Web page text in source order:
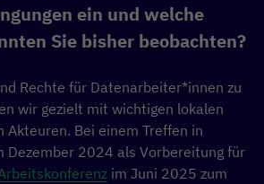
ein und welche
Sie bisher beobachten?
Rechte für Datenarbeiter*innen zu
wir gezielt mit wichtigen lokalen
Akteuren. Bei einem Treffen in
Dezember 2024 als Vorbereitung für
im Juni 2025 zum